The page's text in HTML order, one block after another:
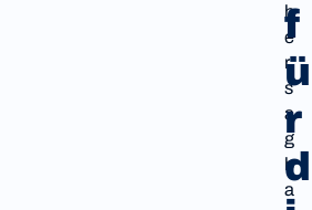
h
e
r
s
a
g
b
a
f
ü
r
d